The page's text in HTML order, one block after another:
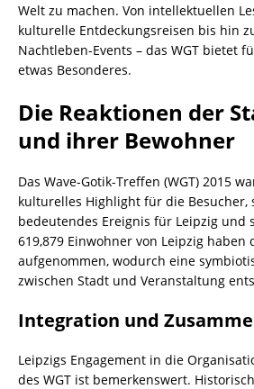
Welt zu machen. Von intellektuellen
kulturelle Entdeckungsreisen bis hin
Nachtleben-Events – das WGT bietet
etwas Besonderes.
Die Reaktionen der
und ihrer Bewohner
Das Wave-Gotik-Treffen (WGT) 2015
kulturelles Highlight für die Besucher,
bedeutendes Ereignis für Leipzig und
619,879 Einwohner von Leipzig haben
aufgenommen, wodurch eine
zwischen Stadt und Veranstaltung
Integration und
Leipzigs Engagement in die
des WGT ist bemerkenswert.